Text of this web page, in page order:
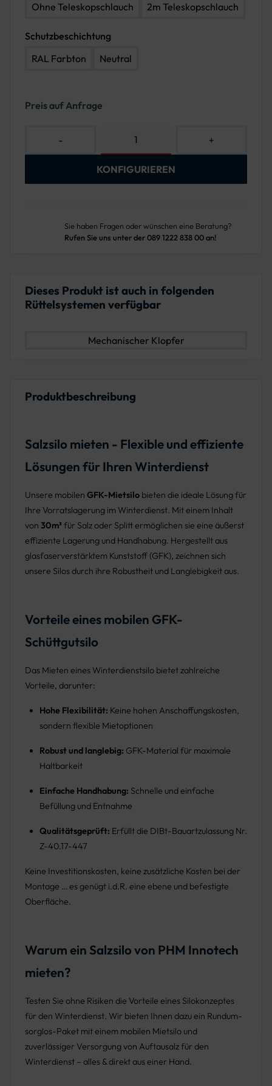
Ohne Teleskopschlauch
2m Teleskopschlauch
Schutzbeschichtung
RAL Farbton
Neutral
Preis auf Anfrage
- +
KONFIGURIEREN
Sie haben Fragen oder wünschen eine Beratung?
Rufen Sie uns unter der 089 1222 838 00 an!
Dieses Produkt ist auch in folgenden
Rüttelsystemen verfügbar
Mechanischer Klopfer
Produktbeschreibung
Salzsilo mieten - Flexible und effiziente
Lösungen für Ihren Winterdienst
Unsere mobilen GFK-Mietsilo bieten die ideale Lösung für
Ihre Vorratslagerung im Winterdienst. Mit einem Inhalt
von 30m³ für Salz oder Splitt ermöglichen sie eine äußerst
effiziente Lagerung und Handhabung. Hergestellt aus
glasfaserverstärktem Kunststoff (GFK), zeichnen sich
unsere Silos durch ihre Robustheit und Langlebigkeit aus.
Vorteile eines mobilen GFK-
Schüttgutsilo
Das Mieten eines Winterdienstsilo bietet zahlreiche
Vorteile, darunter:
Hohe Flexibilität: Keine hohen Anschaffungskosten,
sondern flexible Mietoptionen
Robust und langlebig: GFK-Material für maximale
Haltbarkeit
Einfache Handhabung: Schnelle und einfache
Befüllung und Entnahme
Qualitätsgeprüft: Erfüllt die DIBt-Bauartzulassung Nr.
Z-40.17-447
Keine Investitionskosten, keine zusätzliche Kosten bei der
Montage … es genügt i.d.R. eine ebene und befestigte
Oberfläche.
Warum ein Salzsilo von PHM Innotech
mieten?
Testen Sie ohne Risiken die Vorteile eines Silokonzeptes
für den Winterdienst. Wir bieten Ihnen dazu ein Rundum-
sorglos-Paket mit einem mobilen Mietsilo und
zuverlässiger Versorgung von Auftausalz für den
Winterdienst – alles & direkt aus einer Hand.